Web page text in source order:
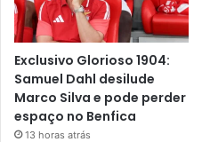
Exclusivo Glorioso 1904:
Samuel Dahl desilude
Marco Silva e pode perder
espaço no Benfica
13 horas atrás